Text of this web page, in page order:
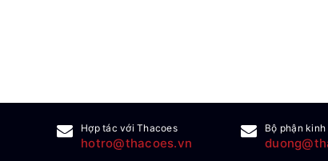
Hợp tác với Thacoes
hotro@thacoes.vn
Bộ phận